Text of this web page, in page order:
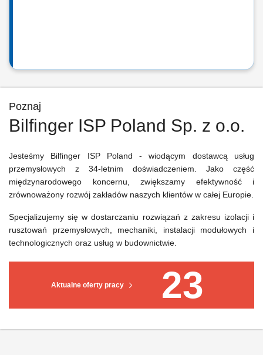
Poznaj
Bilfinger ISP Poland Sp. z o.o.
Aktualne oferty pracy 23
Jesteśmy Bilfinger ISP Poland - wiodącym dostawcą usług
przemysłowych z 34-letnim doświadczeniem. Jako część
międzynarodowego koncernu, zwiększamy efektywność i
zrównoważony rozwój zakładów naszych klientów w całej Europie.
Specjalizujemy się w dostarczaniu rozwiązań z zakresu izolacji i
rusztowań przemysłowych, mechaniki, instalacji modułowych i
technologicznych oraz usług w budownictwie.